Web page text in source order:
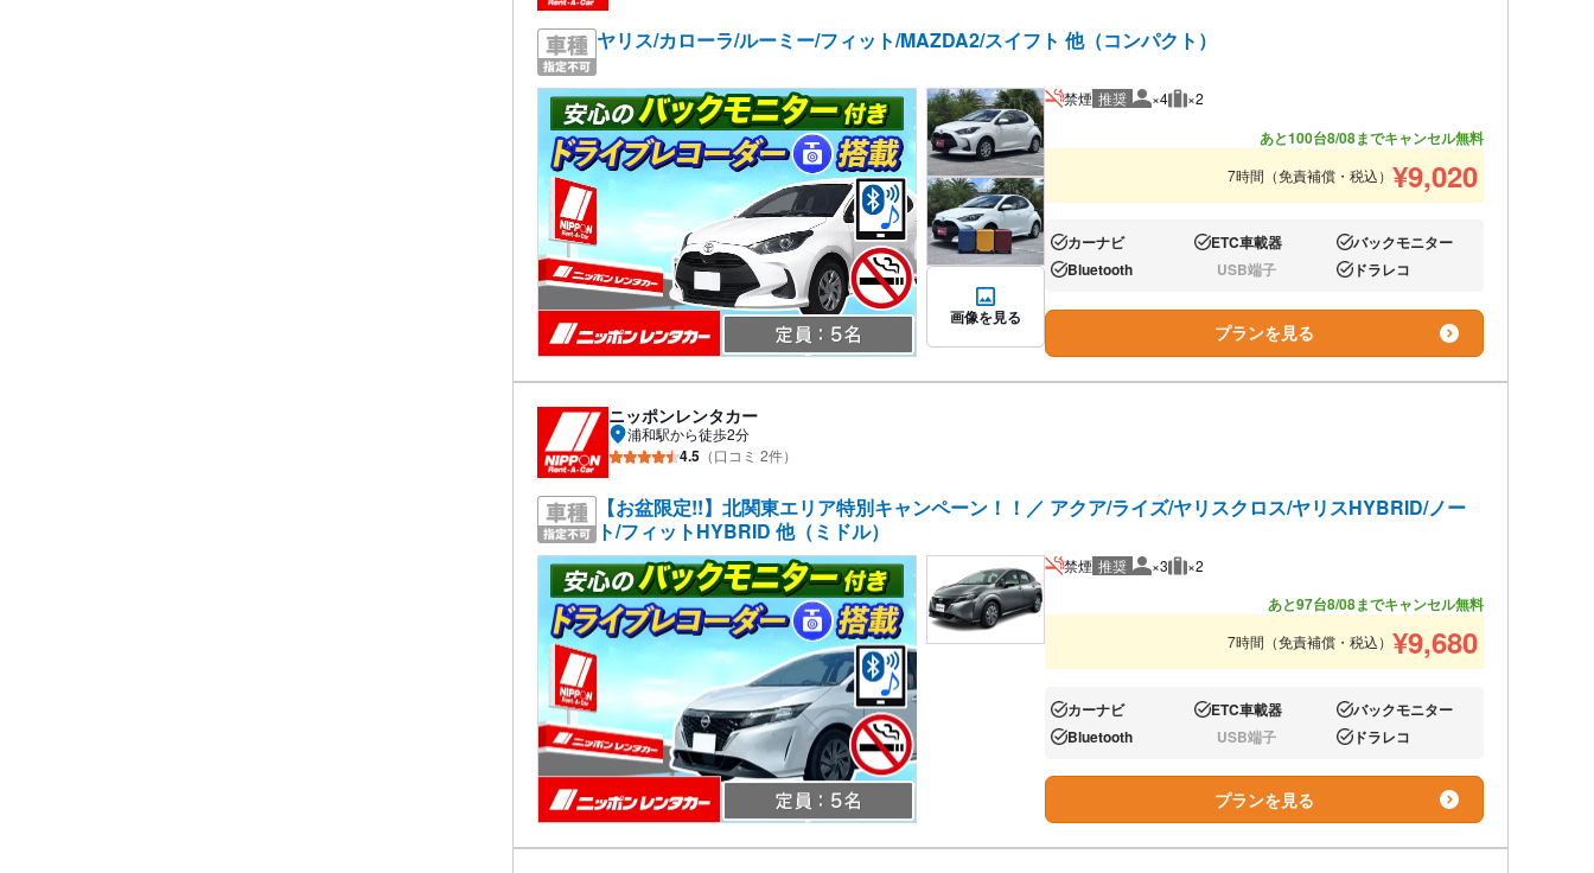
ヤリス/カローラ/ルーミー/フィット/MAZDA2/スイフト 他（コンパクト）
画像を見る
禁煙 推奨 推奨人数
×4 推奨荷物
×2
あと100台8/08までキャンセル無料
7時間（免責補償・税込） ¥9,020
あり:カーナビ あり:ETC車載器 あり:バックモニター
あり:Bluetooth なし:USB端子 あり:ドラレコ
プランを見る
ニッポンレンタカー
浦和駅から徒歩2分
4.5 （口コミ 2件）
【お盆限定!!】北関東エリア特別キャンペーン！！／ アクア/ライズ/ヤリスクロス/ヤリスHYBRID/ノー
ト/フィットHYBRID 他（ミドル）
禁煙 推奨 推奨人数
×3 推奨荷物
×2
あと97台8/08までキャンセル無料
7時間（免責補償・税込） ¥9,680
あり:カーナビ あり:ETC車載器 あり:バックモニター
あり:Bluetooth なし:USB端子 あり:ドラレコ
プランを見る